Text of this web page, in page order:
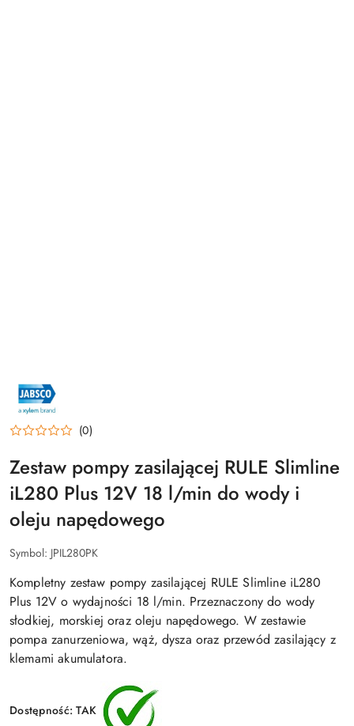
NAZWA
PRODUCENTA:
JABSCO
(0)
Zestaw pompy zasilającej RULE Slimline
iL280 Plus 12V 18 l/min do wody i
oleju napędowego
Symbol: JPIL280PK
Kompletny zestaw pompy zasilającej RULE Slimline iL280
Plus 12V o wydajności 18 l/min. Przeznaczony do wody
słodkiej, morskiej oraz oleju napędowego. W zestawie
pompa zanurzeniowa, wąż, dysza oraz przewód zasilający z
klemami akumulatora.
Dostępność:TAK